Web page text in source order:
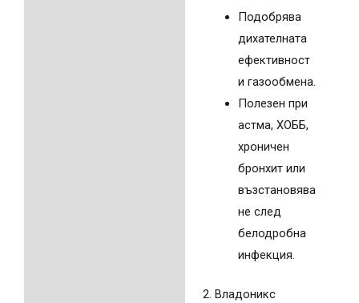
Подобрява
дихателната
ефективност
и газообмена.
Полезен при
астма, ХОББ,
хроничен
бронхит или
възстановява
не след
белодробна
инфекция.
2. Владоникс